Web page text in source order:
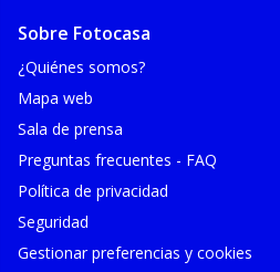
Sobre Fotocasa
¿Quiénes somos?
Mapa web
Sala de prensa
Preguntas frecuentes - FAQ
Política de privacidad
Seguridad
Gestionar preferencias y cookies